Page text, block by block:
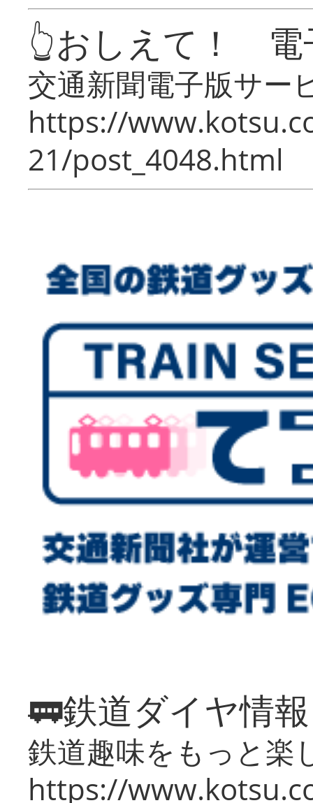
👆おしえて！ 電
交通新聞電子版サー
https://
21/post_4048.html
🚃鉄道ダイヤ情
鉄道趣味をもっと楽
https://